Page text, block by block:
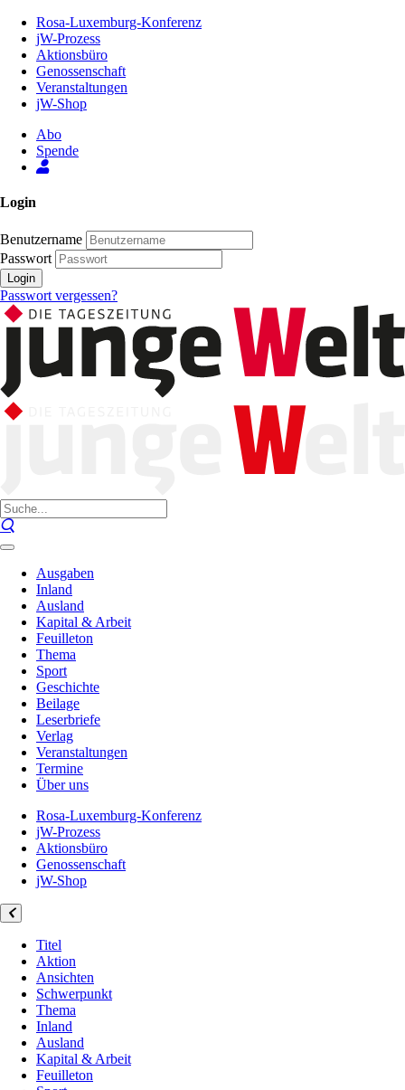
Inhalt
Seite
Rosa-Luxemburg-Konferenz
jW-Prozess
Aktionsbüro
Genossenschaft
Veranstaltungen
jW-Shop
Abo
Spende
Login
Benutzername
Passwort
Login
Passwort vergessen?
Ausgaben
Inland
Ausland
Kapital & Arbeit
Feuilleton
Thema
Sport
Geschichte
Beilage
Leserbriefe
Verlag
Veranstaltungen
Termine
Über uns
Rosa-Luxemburg-Konferenz
jW-Prozess
Aktionsbüro
Genossenschaft
jW-Shop
Titel
Aktion
Ansichten
Schwerpunkt
Thema
Inland
Ausland
Kapital & Arbeit
Feuilleton